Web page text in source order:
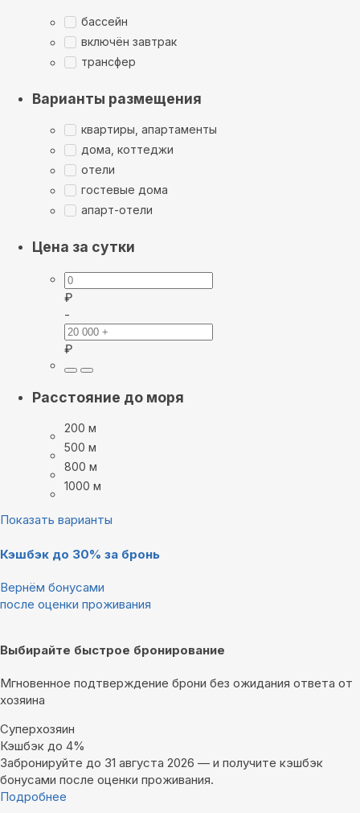
бассейн
включён завтрак
трансфер
Варианты размещения
квартиры, апартаменты
дома, коттеджи
отели
гостевые дома
апарт-отели
Цена за сутки
₽
-
₽
Расстояние до моря
200 м
500 м
800 м
1000 м
Показать варианты
Кэшбэк до 30% за бронь
Вернём бонусами
после оценки проживания
Выбирайте быстрое бронирование
Мгновенное подтверждение брони без ожидания ответа от
хозяина
Суперхозяин
Кэшбэк до 4%
Забронируйте до 31 августа 2026 — и получите кэшбэк
бонусами после оценки проживания.
Подробнее